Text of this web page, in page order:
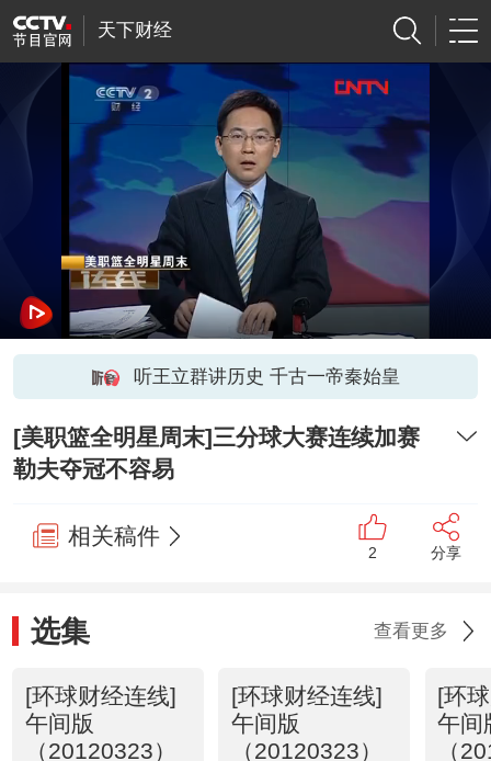
天下财经
听王立群讲历史 千古一帝秦始皇
[美职篮全明星周末]三分球大赛连续加赛
勒夫夺冠不容易
相关稿件
2 分享
选集 查看更多
[环球财经连线]
午间版
（20120323）
[环球财经连线]
午间版
（20120323）
[环
午间
（